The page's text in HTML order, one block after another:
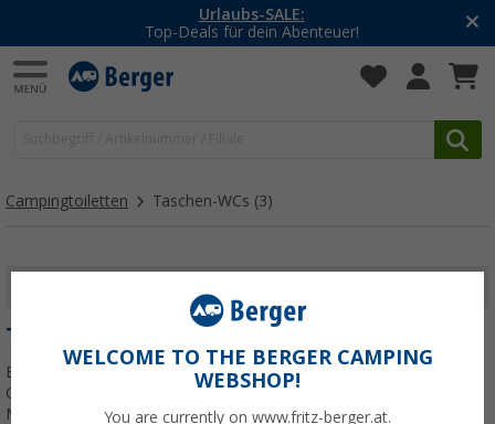
Urlaubs-SALE:
Top-Deals für dein Abenteuer!
Campingtoiletten Taschen-WCs (3)
TASCHEN-WCS
Entdecke die praktische Welt der Taschen-WCs , die deine
Campingreisen noch angenehmer gestalten. Egal ob Frau oder
Mann, die platzsparenden und einfach zu verwendenden Taschen-
WELCOME TO THE BERGER CAMPING
WEBSHOP!
You are currently on www.fritz-berger.at.